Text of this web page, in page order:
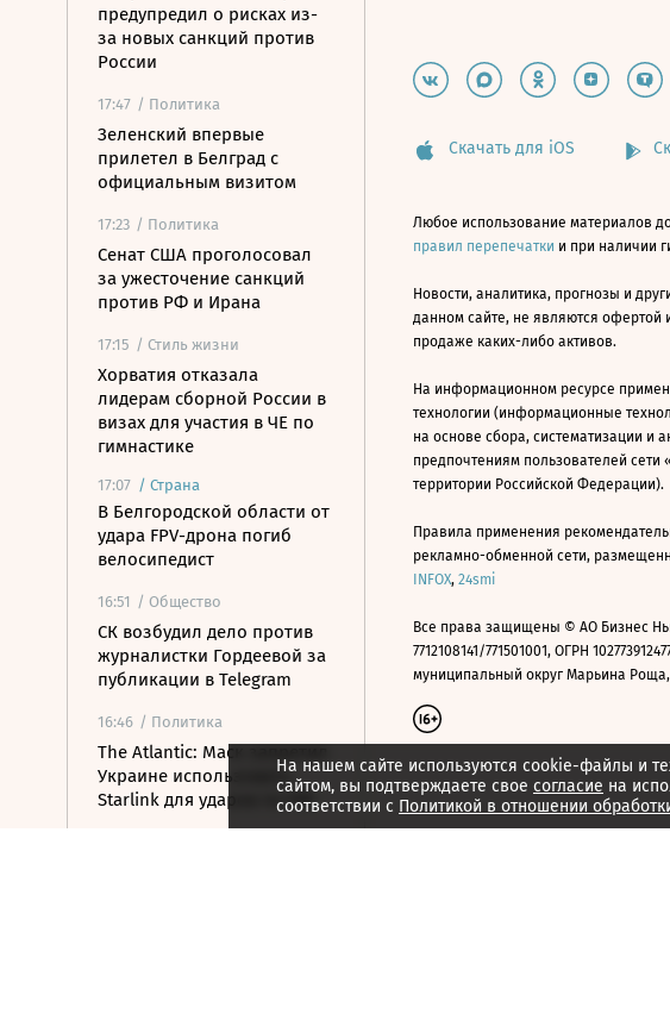
предупредил о рисках из-
за новых санкций против
России
17:47 / Политика
Зеленский впервые
прилетел в Белград с
официальным визитом
17:23 / Политика
Сенат США проголосовал
за ужесточение санкций
против РФ и Ирана
17:15 / Стиль жизни
Хорватия отказала
лидерам сборной России в
визах для участия в ЧЕ по
гимнастике
17:07 / Страна
В Белгородской области от
удара FPV-дрона погиб
велосипедист
16:51 / Общество
СК возбудил дело против
журналистки Гордеевой за
публикации в Telegram
16:46 / Политика
The Atlantic: Маск запретил
Украине использовать
Starlink для ударов по РФ
На нашем сайте используются cookie-файлы и
сайтом, вы подтверждаете свое согласие на
соответствии с Политикой в отношении
Скачать для iOS
Любое использование материалов
правил перепечатки и при наличии
Новости, аналитика, прогнозы и
данном сайте, не являются офертой
продаже каких-либо активов.
На информационном ресурсе
технологии (информационные
на основе сбора, систематизации и
предпочтениям пользователей сети
территории Российской Федерации).
Правила применения
рекламно-обменной сети,
INFOX, 24smi
Все права защищены © АО Бизнес
7712108141/771501001, ОГРН
муниципальный округ Марьина Роща,